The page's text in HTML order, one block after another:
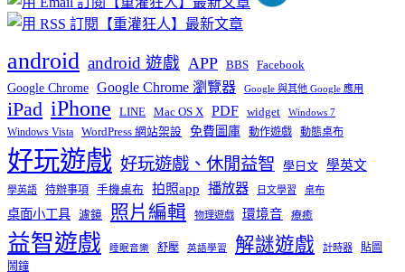
android android 遊戲 APP BBS Facebook
Google Chrome Google Chrome 瀏覽器 Google 與其他 Google 應用
iPad iPhone LINE Mac OS X PDF widget Windows 7
Windows Vista WordPress 網站架設 免費圖庫 動作遊戲 動態桌布
好玩遊戲 好玩遊戲、休閒益智 學日文 學英文
學英語 待辦事項 手機桌布 拍照app 播放器 日文學習 桌布
桌面小工具 濾鏡 照片編輯 物理遊戲 環境音 療癒
益智遊戲 睡眠音樂 舒壓 英語學習 解謎遊戲 計時器
貼圖
鬧鐘